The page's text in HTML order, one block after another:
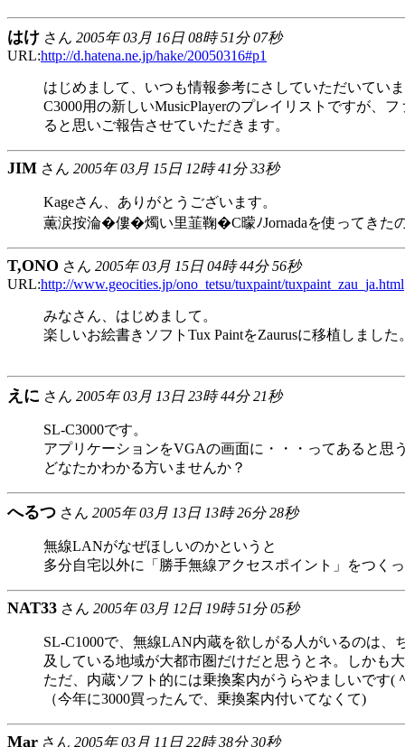
はけ さん 2005年 03月 16日 08時 51分 07秒
URL:http://d.hatena.ne.jp/hake/20050316#p1
はじめまして、いつも情報参考にさしていただいてい
C3000用の新しいMusicPlayerのプレイリストですが、
ると思いご報告させていただきます。
JIM さん 2005年 03月 15日 12時 41分 33秒
Kageさん、ありがとうございます。
薫涙按淪�僂�燭い里韮鞠�C曚ﾉJornadaを使ってきた
T,ONO さん 2005年 03月 15日 04時 44分 56秒
URL:http://www.geocities.jp/ono_tetsu/tuxpaint/tuxpaint_zau_ja.html
みなさん、はじめまして。
楽しいお絵書きソフトTux PaintをZaurusに移植しまし
えに さん 2005年 03月 13日 23時 44分 21秒
SL-C3000です。
アプリケーションをVGAの画面に・・・ってあると思
どなたかわかる方いませんか？
へるつ さん 2005年 03月 13日 13時 26分 28秒
無線LANがなぜほしいのかというと
多分自宅以外に「勝手無線アクセスポイント」をつく
NAT33 さん 2005年 03月 12日 19時 51分 05秒
SL-C1000で、無線LAN内蔵を欲しがる人がいるのは
及している地域が大都市圏だけだと思うとネ。しかも
ただ、内蔵ソフト的には乗換案内がうらやましいです(
（今年に3000買ったんで、乗換案内付いてなくて)
Mar さん 2005年 03月 11日 22時 38分 30秒